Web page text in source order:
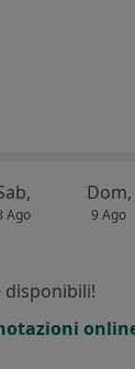
Ago
Dom,
9 Ago
disponibili!